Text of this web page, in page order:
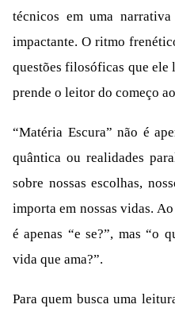
técnicos em uma
impactante. O ritmo
questões filosóficas que ele
prende o leitor do começo
“Matéria Escura” não é
quântica ou realidades
sobre nossas escolhas,
importa em nossas vidas.
é apenas “e se?”, mas “o
vida que ama?”.
Para quem busca uma